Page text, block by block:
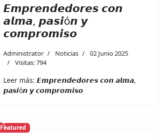
𝙀𝙢𝙥𝙧𝙚𝙣𝙙𝙚𝙙𝙤𝙧𝙚𝙨 𝙘𝙤𝙣
𝙖𝙡𝙢𝙖, 𝙥𝙖𝙨𝙞ó𝙣 𝙮
𝙘𝙤𝙢𝙥𝙧𝙤𝙢𝙞𝙨𝙤
Administrator Noticias
02 Junio 2025
Visitas: 794
Leer más: 𝙀𝙢𝙥𝙧𝙚𝙣𝙙𝙚𝙙𝙤𝙧𝙚𝙨 𝙘𝙤𝙣 𝙖𝙡𝙢𝙖,
𝙥𝙖𝙨𝙞ó𝙣 𝙮 𝙘𝙤𝙢𝙥𝙧𝙤𝙢𝙞𝙨𝙤
Previous
Featured